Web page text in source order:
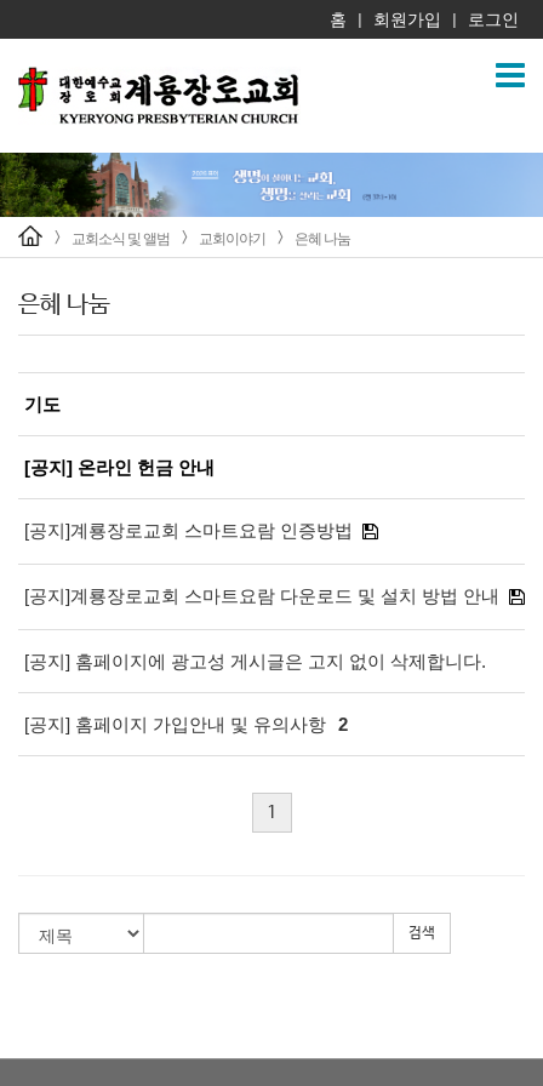
홈 회원가입 로그인
> 교회소식 및 앨범 > 교회이야기 > 은혜 나눔
은혜 나눔
기도
[공지] 온라인 헌금 안내
[공지]계룡장로교회 스마트요람 인증방법
[공지]계룡장로교회 스마트요람 다운로드 및 설치 방법 안내
[공지] 홈페이지에 광고성 게시글은 고지 없이 삭제합니다.
[공지] 홈페이지 가입안내 및 유의사항 2
1
검색